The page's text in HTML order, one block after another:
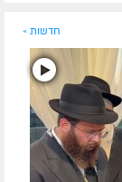
חדשות »